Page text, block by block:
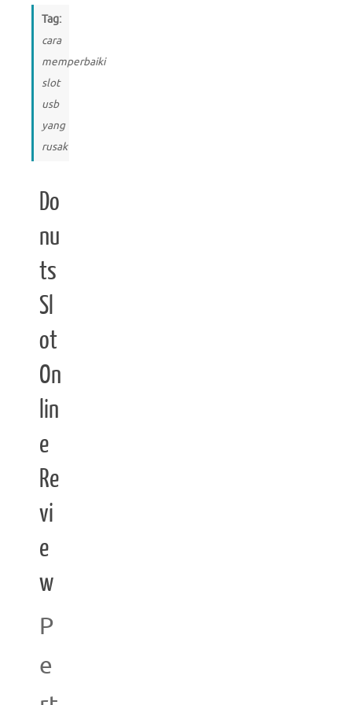
Tag:
cara
memperbaiki
slot
usb
yang
rusak
Do
nu
ts
Sl
ot
On
lin
e
Re
vi
e
w
P
e